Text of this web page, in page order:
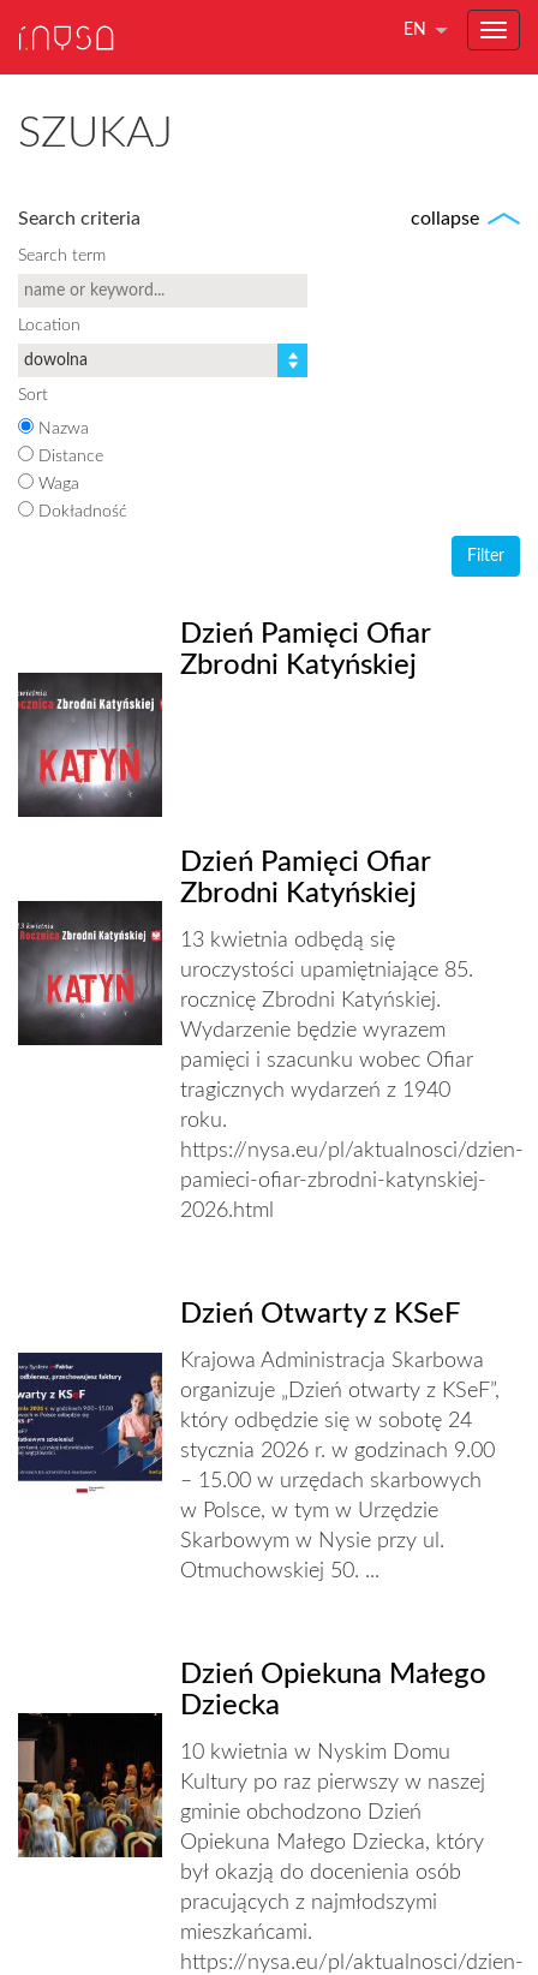
EN
SZUKAJ
collapse
Search criteria
Search term
Location
Sort
Nazwa
Distance
Waga
Dokładność
Dzień Pamięci Ofiar
Zbrodni Katyńskiej
Dzień Pamięci Ofiar
Zbrodni Katyńskiej
13 kwietnia odbędą się
uroczystości upamiętniające 85.
rocznicę Zbrodni Katyńskiej.
Wydarzenie będzie wyrazem
pamięci i szacunku wobec Ofiar
tragicznych wydarzeń z 1940
roku.
https://nysa.eu/pl/aktualnosci/dzien-
pamieci-ofiar-zbrodni-katynskiej-
2026.html
Dzień Otwarty z KSeF
Krajowa Administracja Skarbowa
organizuje „Dzień otwarty z KSeF”,
który odbędzie się w sobotę 24
stycznia 2026 r. w godzinach 9.00
– 15.00 w urzędach skarbowych
w Polsce, w tym w Urzędzie
Skarbowym w Nysie przy ul.
Otmuchowskiej 50. ...
Dzień Opiekuna Małego
Dziecka
10 kwietnia w Nyskim Domu
Kultury po raz pierwszy w naszej
gminie obchodzono Dzień
Opiekuna Małego Dziecka, który
był okazją do docenienia osób
pracujących z najmłodszymi
mieszkańcami.
https://nysa.eu/pl/aktualnosci/dzien-